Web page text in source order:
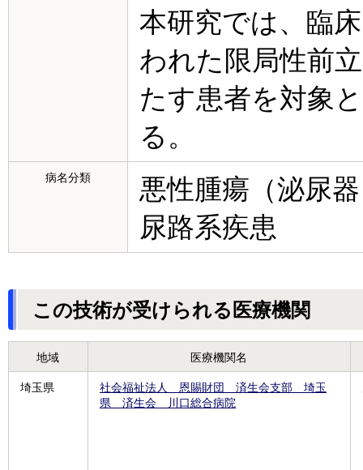
本研究では、臨
われた限局性前
たす患者を対象
る。
病名分類
悪性腫瘍（泌尿
尿路系疾患
この技術が受けられる医療機関
地域 医療機関名
埼玉県
社会福祉法人 恩賜財団 済生会支部 埼玉
県 済生会 川口総合病院